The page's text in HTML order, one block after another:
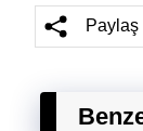
Paylaş